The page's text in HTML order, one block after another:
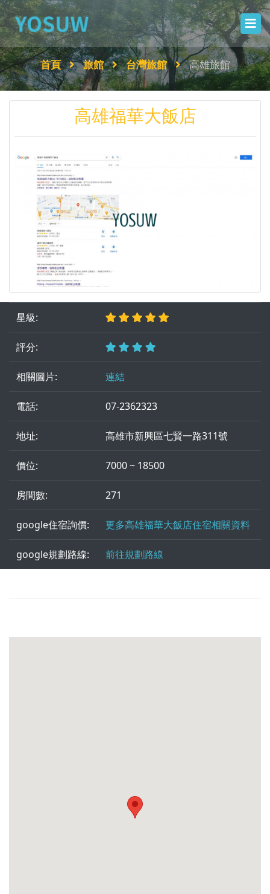
首頁 旅館 台灣旅館 高雄旅館
高雄福華大飯店
星級:
評分:
相關圖片: 連結
電話: 07-2362323
地址: 高雄市新興區七賢一路311號
價位: 7000 ~ 18500
房間數: 271
google住宿詢價: 更多高雄福華大飯店住宿相關資料
google規劃路線: 前往規劃路線